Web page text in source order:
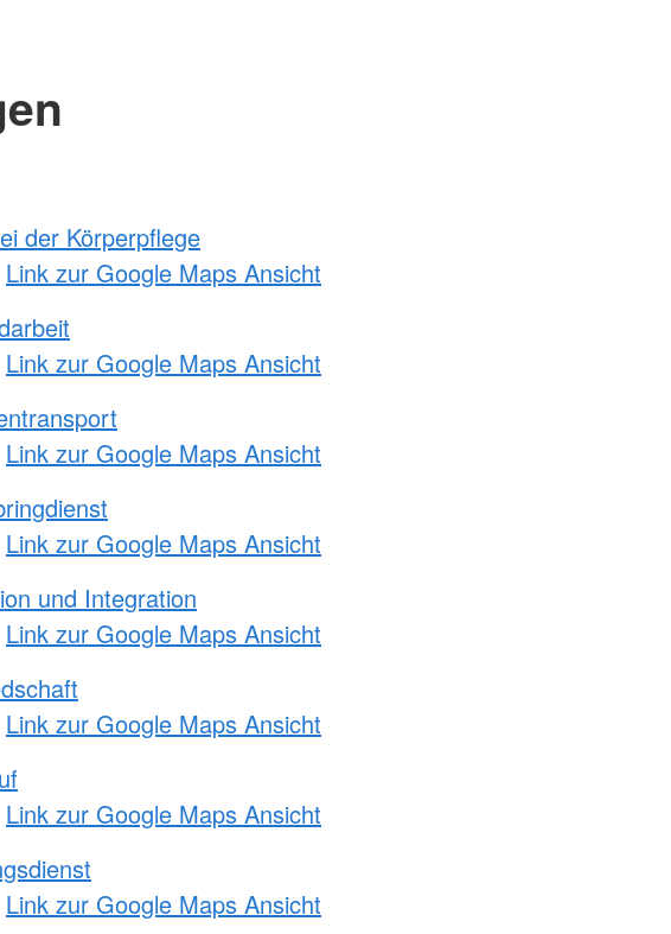
der Körperpflege
Link zur Google Maps Ansicht
Link zur Google Maps Ansicht
Link zur Google Maps Ansicht
Link zur Google Maps Ansicht
und Integration
Link zur Google Maps Ansicht
Link zur Google Maps Ansicht
Link zur Google Maps Ansicht
Link zur Google Maps Ansicht